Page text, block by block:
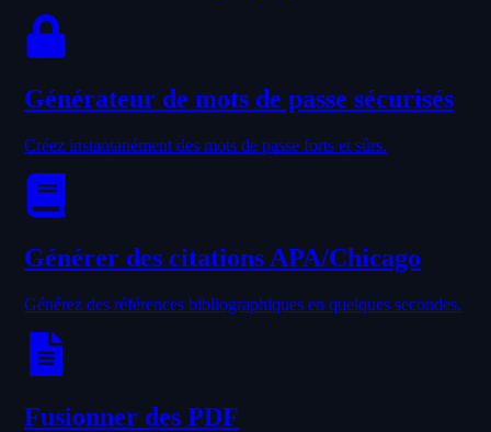
Générateur de mots de passe sécurisés
Créez instantanément des mots de passe forts et sûrs.
Générer des citations APA/Chicago
Générez des références bibliographiques en quelques secondes.
Fusionner des PDF